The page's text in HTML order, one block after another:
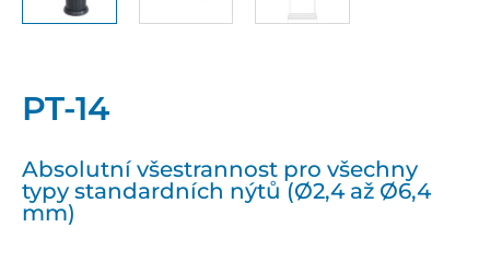
PT-14
Absolutní všestrannost pro všechny
typy standardních nýtů (Ø2,4 až Ø6,4
mm)